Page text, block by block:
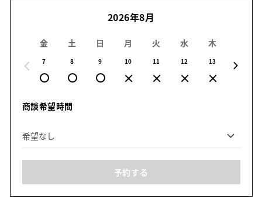
2026年8月
金
7
土
8
日
9
月
10
火
11
水
12
木
13
商談希望時間
予約する